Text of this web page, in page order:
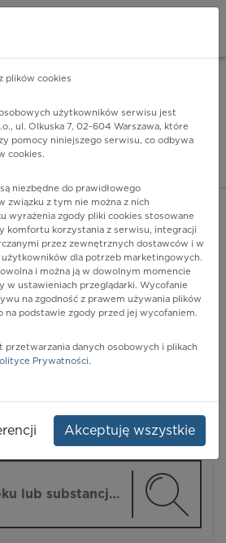
- lider
SIĘ
FILTRY
plików cookies
użytkowników serwisu jest
ul. Olkuska 7, 02-604 Warszawa, które
pomocy niniejszego serwisu, co odbywa
cookies.
niezbędne do prawidłowego
związku z tym nie można z nich
wyrażenia zgody pliki cookies stosowane
komfortu korzystania z serwisu, integracji
przez zewnętrznych dostawców i w
dla potrzeb marketingowych.
i można ją w dowolnym momencie
w ustawieniach przeglądarki. Wycofanie
na zgodność z prawem używania plików
na podstawie zgody przed jej wycofaniem.
przetwarzania danych osobowych i plikach
Prywatności.
Akceptuję wszystkie
w Google Play INSTALUJ